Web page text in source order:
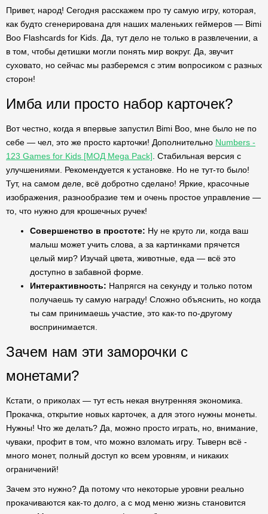
Привет, народ! Сегодня расскажем про ту самую игру, которая,
как будто сгенерирована для наших маленьких геймеров — Bimi
Boo Flashcards for Kids. Да, тут дело не только в развлечении, а
в том, чтобы детишки могли понять мир вокруг. Да, звучит
суховато, но сейчас мы разберемся с этим вопросиком с разных
сторон!
Имба или просто набор карточек?
Вот честно, когда я впервые запустил Bimi Boo, мне было не по
себе — чел, это же просто карточки! Дополнительно Numbers -
123 Games for Kids [МОД Mega Pack] . Стабильная версия с
улучшениями. Рекомендуется к установке. Но не тут-то было!
Тут, на самом деле, всё добротно сделано! Яркие, красочные
изображения, разнообразие тем и очень простое управление —
то, что нужно для крошечных ручек!
Совершенство в простоте: Ну не круто ли, когда ваш
малыш может учить слова, а за картинками прячется
целый мир? Изучай цвета, животные, еда — всё это
доступно в забавной форме.
Интерактивность: Напрягся на секунду и только потом
получаешь ту самую награду! Сложно объяснить, но когда
ты сам принимаешь участие, это как-то по-другому
воспринимается.
Зачем нам эти заморочки с
монетами?
Кстати, о приколах — тут есть некая внутренняя экономика.
Прокачка, открытие новых карточек, а для этого нужны монеты.
Нужны! Что же делать? Да, можно просто играть, но, внимание,
чуваки, профит в том, что можно взломать игру. Тыверн всё -
много монет, полный доступ ко всем уровням, и никаких
ограничений!
Зачем это нужно? Да потому что некоторые уровни реально
прокачиваются как-то долго, а с мод меню жизнь становится